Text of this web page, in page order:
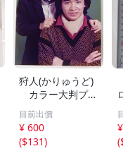
狩人(かりゅうど)
カラー大判プロ
マイド(18×13cm)
1枚●bn.48
目前出價
¥ 600
($131)
(